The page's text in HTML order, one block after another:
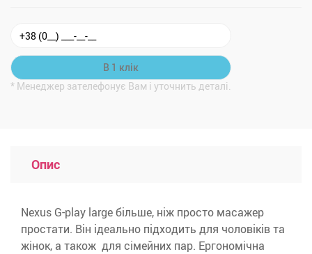
* Менеджер зателефонує Вам і уточнить деталі.
Опис
Nexus G-play large більше, ніж просто масажер
простати. Він ідеально підходить для чоловіків та
жінок, а також для сімейних пар. Ергономічна